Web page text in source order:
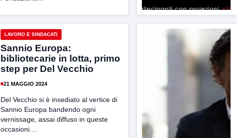
LAVORO E SINDACATI
Sannio Europa:
bibliotecarie in lotta, primo
step per Del Vecchio
21 MAGGIO 2024
Del Vecchio si è insediato al vertice di
Sannio Europa bandendo ogni
vernissage, assai diffuso in queste
occasioni....